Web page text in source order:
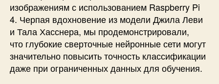
изображениям с использованием Raspberry Pi
4. Черпая вдохновение из модели Джила Леви
и Тала Хасснера, мы продемонстрировали,
что глубокие сверточные нейронные сети могут
значительно повысить точность классификации
даже при ограниченных данных для обучения.